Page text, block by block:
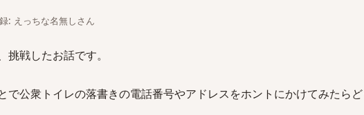
えっちな名無しさん
戦したお話です。
で公衆トイレの落書きの電話番号やアドレスをホントにかけてみたら